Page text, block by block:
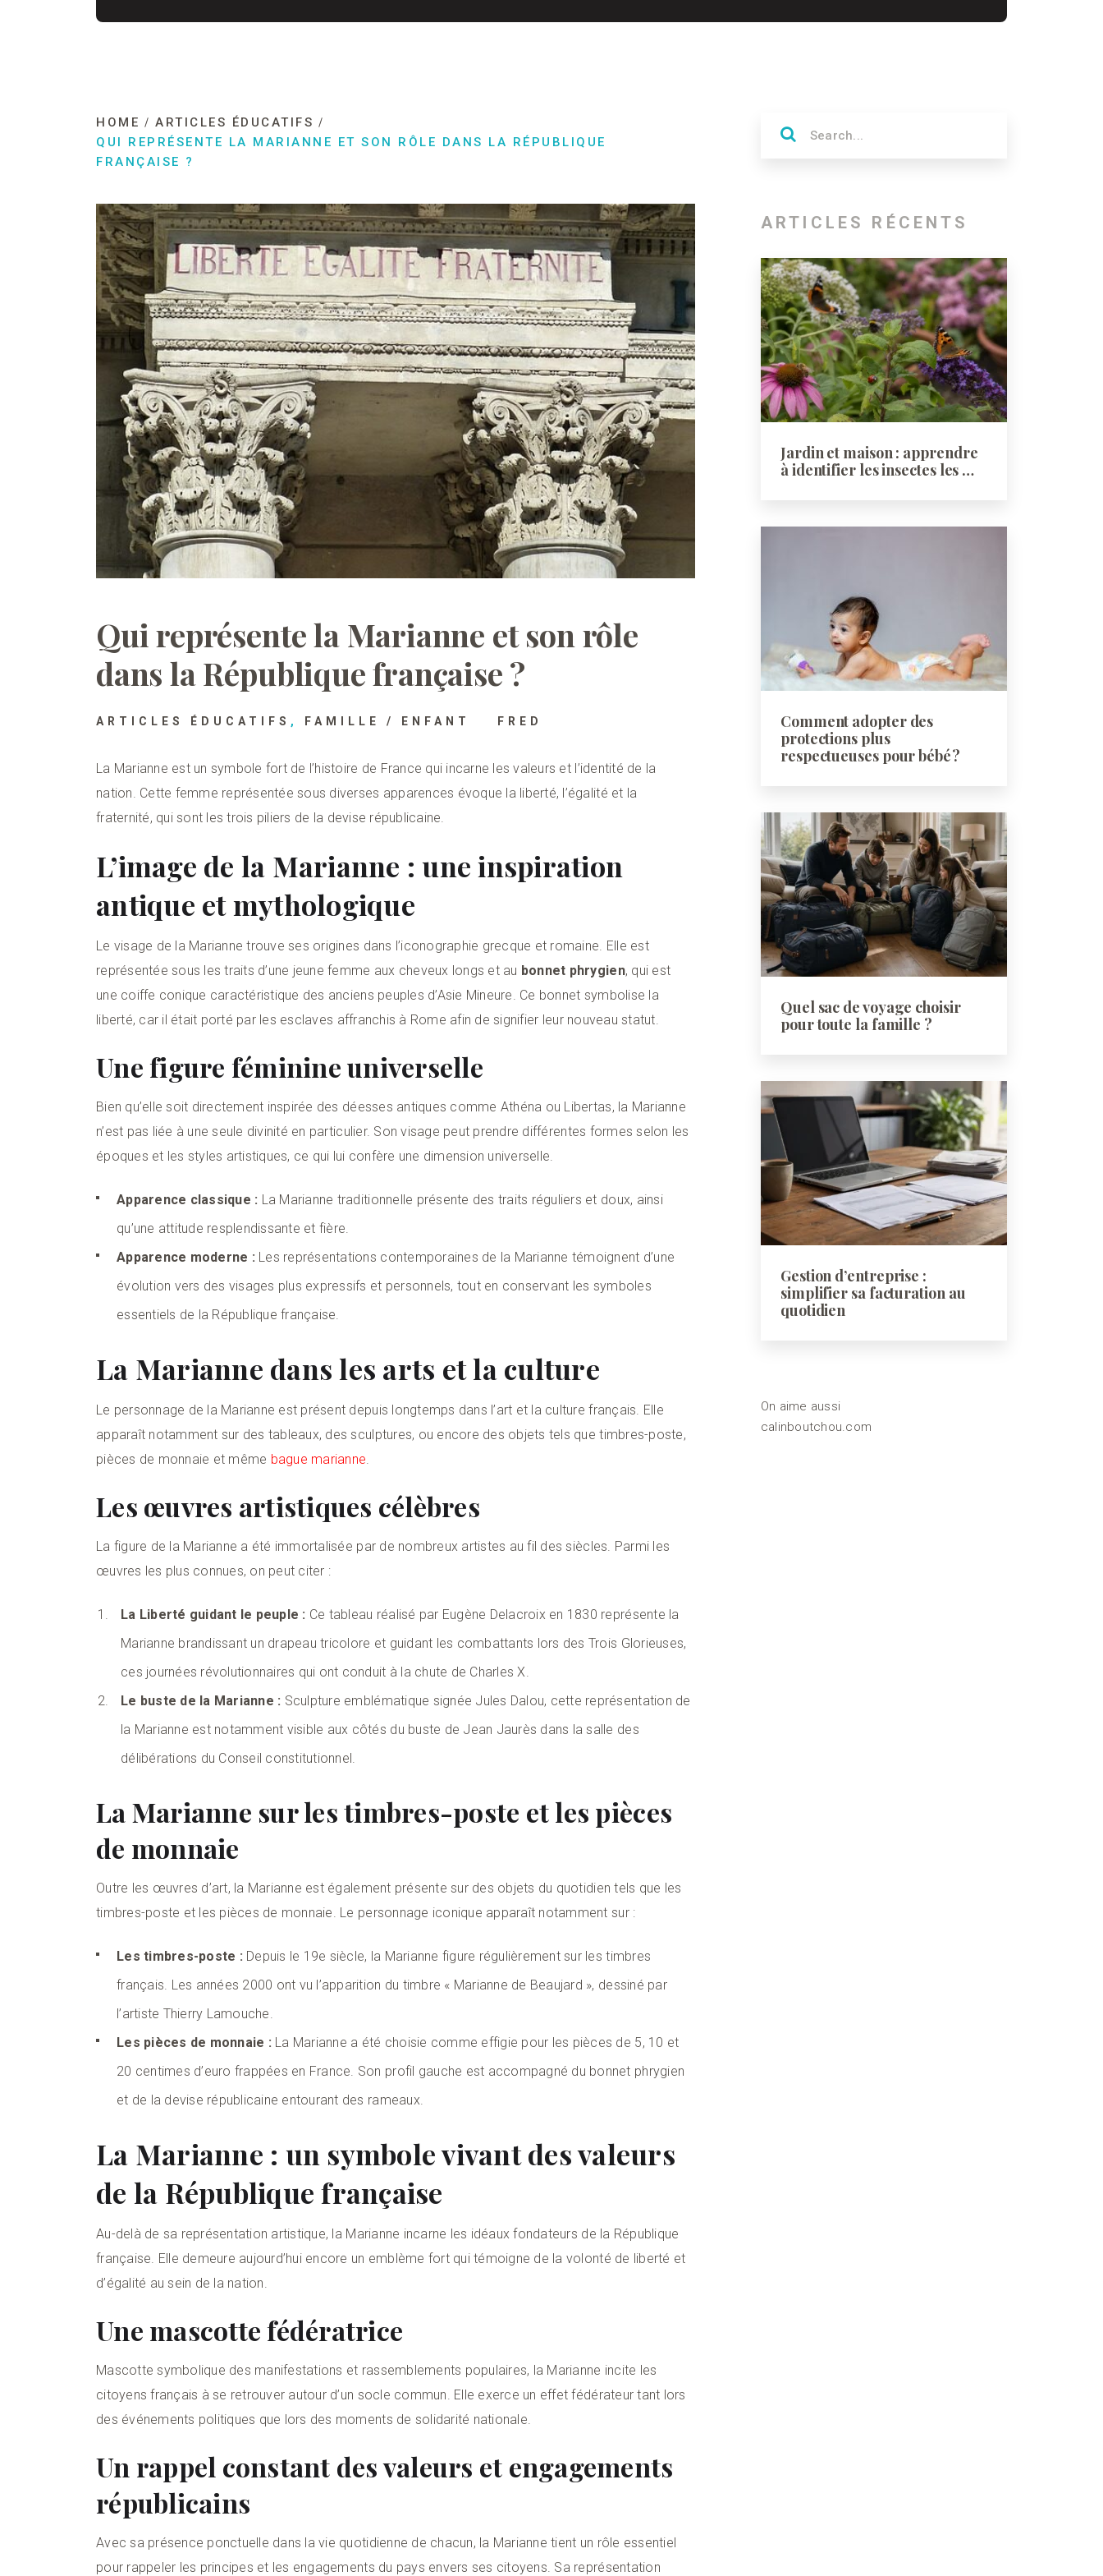
HOME
ARTICLES ÉDUCATIFS
QUI REPRÉSENTE LA MARIANNE ET SON RÔLE DANS LA RÉPUBLIQUE
FRANÇAISE ?
Qui représente la Marianne et son rôle
dans la République française ?
ARTICLES ÉDUCATIFS , FAMILLE / ENFANT FRED
La Marianne est un symbole fort de l’histoire de France qui incarne les valeurs et l’identité de la
nation. Cette femme représentée sous diverses apparences évoque la liberté, l’égalité et la
fraternité, qui sont les trois piliers de la devise républicaine.
L’image de la Marianne : une inspiration
antique et mythologique
Le visage de la Marianne trouve ses origines dans l’iconographie grecque et romaine. Elle est
représentée sous les traits d’une jeune femme aux cheveux longs et au bonnet phrygien, qui est
une coiffe conique caractéristique des anciens peuples d’Asie Mineure. Ce bonnet symbolise la
liberté, car il était porté par les esclaves affranchis à Rome afin de signifier leur nouveau statut.
Une figure féminine universelle
Bien qu’elle soit directement inspirée des déesses antiques comme Athéna ou Libertas, la Marianne
n’est pas liée à une seule divinité en particulier. Son visage peut prendre différentes formes selon les
époques et les styles artistiques, ce qui lui confère une dimension universelle.
Apparence classique : La Marianne traditionnelle présente des traits réguliers et doux, ainsi
qu’une attitude resplendissante et fière.
Apparence moderne : Les représentations contemporaines de la Marianne témoignent d’une
évolution vers des visages plus expressifs et personnels, tout en conservant les symboles
essentiels de la République française.
La Marianne dans les arts et la culture
Le personnage de la Marianne est présent depuis longtemps dans l’art et la culture français. Elle
apparaît notamment sur des tableaux, des sculptures, ou encore des objets tels que timbres-poste,
pièces de monnaie et même bague marianne.
Les œuvres artistiques célèbres
La figure de la Marianne a été immortalisée par de nombreux artistes au fil des siècles. Parmi les
œuvres les plus connues, on peut citer :
La Liberté guidant le peuple : Ce tableau réalisé par Eugène Delacroix en 1830 représente la
Marianne brandissant un drapeau tricolore et guidant les combattants lors des Trois Glorieuses,
ces journées révolutionnaires qui ont conduit à la chute de Charles X.
Le buste de la Marianne : Sculpture emblématique signée Jules Dalou, cette représentation de
la Marianne est notamment visible aux côtés du buste de Jean Jaurès dans la salle des
délibérations du Conseil constitutionnel.
La Marianne sur les timbres-poste et les pièces
de monnaie
Outre les œuvres d’art, la Marianne est également présente sur des objets du quotidien tels que les
timbres-poste et les pièces de monnaie. Le personnage iconique apparaît notamment sur :
Les timbres-poste : Depuis le 19e siècle, la Marianne figure régulièrement sur les timbres
français. Les années 2000 ont vu l’apparition du timbre « Marianne de Beaujard », dessiné par
l’artiste Thierry Lamouche.
Les pièces de monnaie : La Marianne a été choisie comme effigie pour les pièces de 5, 10 et
20 centimes d’euro frappées en France. Son profil gauche est accompagné du bonnet phrygien
et de la devise républicaine entourant des rameaux.
La Marianne : un symbole vivant des valeurs
de la République française
Au-delà de sa représentation artistique, la Marianne incarne les idéaux fondateurs de la République
française. Elle demeure aujourd’hui encore un emblème fort qui témoigne de la volonté de liberté et
d’égalité au sein de la nation.
Une mascotte fédératrice
Mascotte symbolique des manifestations et rassemblements populaires, la Marianne incite les
citoyens français à se retrouver autour d’un socle commun. Elle exerce un effet fédérateur tant lors
des événements politiques que lors des moments de solidarité nationale.
Un rappel constant des valeurs et engagements
républicains
Avec sa présence ponctuelle dans la vie quotidienne de chacun, la Marianne tient un rôle essentiel
pour rappeler les principes et les engagements du pays envers ses citoyens. Sa représentation
ARTICLES RÉCENTS
Jardin et maison : apprendre
à identifier les insectes les …
Comment adopter des
protections plus
respectueuses pour bébé ?
Quel sac de voyage choisir
pour toute la famille ?
Gestion d’entreprise :
simplifier sa facturation au
quotidien
On aime aussi
calinboutchou.com